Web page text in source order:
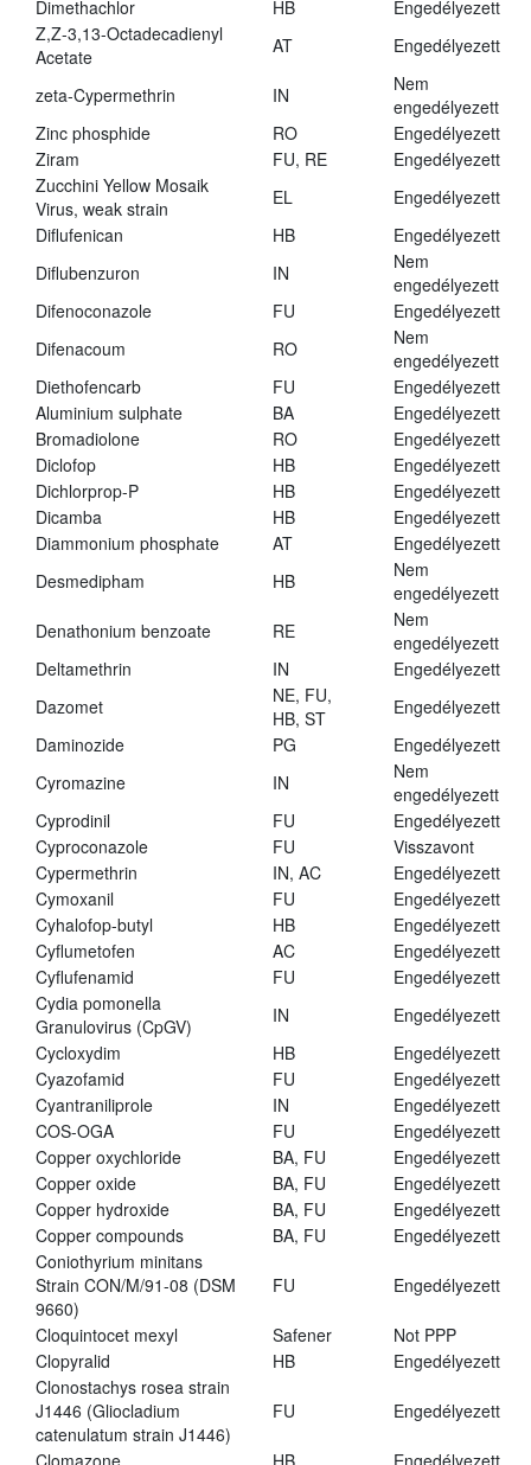
Dimethachlor
HB
Engedélyezett
Z,Z-3,13-Octadecadienyl
Acetate
AT Engedélyezett
zeta-Cypermethrin IN
Nem
engedélyezett
Zinc phosphide
RO
Engedélyezett
Ziram
FU, RE
Engedélyezett
Zucchini Yellow Mosaik
Virus, weak strain
EL
Engedélyezett
Diflufenican
HB
Engedélyezett
Diflubenzuron
IN
Nem
engedélyezett
Difenoconazole
FU
Engedélyezett
Difenacoum
RO
Nem
engedélyezett
Diethofencarb
FU
Engedélyezett
Aluminium sulphate
BA
Engedélyezett
Bromadiolone
RO
Engedélyezett
Diclofop
HB
Engedélyezett
Dichlorprop-P
HB
Engedélyezett
Dicamba
HB
Engedélyezett
Diammonium phosphate
AT
Engedélyezett
Desmedipham
HB
Nem
engedélyezett
Denathonium benzoate
RE
Nem
engedélyezett
Deltamethrin
IN
Engedélyezett
Dazomet
NE, FU,
HB, ST
Engedélyezett
Daminozide
PG
Engedélyezett
Cyromazine
IN
Nem
engedélyezett
Cyprodinil
FU
Engedélyezett
Cyproconazole
FU
Visszavont
Cypermethrin
IN, AC
Engedélyezett
Cymoxanil
FU
Engedélyezett
Cyhalofop-butyl
HB
Engedélyezett
Cyflumetofen
AC
Engedélyezett
Cyflufenamid
FU
Engedélyezett
Cydia pomonella
Granulovirus (CpGV)
IN
Engedélyezett
Cycloxydim
HB
Engedélyezett
Cyazofamid
FU
Engedélyezett
Cyantraniliprole
IN
Engedélyezett
COS-OGA
FU
Engedélyezett
Copper oxychloride
BA, FU
Engedélyezett
Copper oxide
BA, FU
Engedélyezett
Copper hydroxide
BA, FU
Engedélyezett
Copper compounds
BA, FU
Engedélyezett
Coniothyrium minitans
Strain CON/M/91-08 (DSM
9660)
FU Engedélyezett
Cloquintocet mexyl Safener
Not PPP
Clopyralid
HB
Engedélyezett
Clonostachys rosea strain
J1446 (Gliocladium
catenulatum strain J1446)
FU Engedélyezett